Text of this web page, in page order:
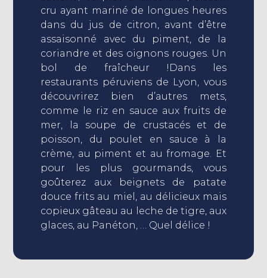
cru ayant mariné de longues heures
dans du jus de citron, avant d’être
assaisonné avec du piment, de la
coriandre et des oignons rouges. Un
bol de fraîcheur !Dans les
restaurants péruviens de Lyon, vous
découvrirez bien d’autres mets,
comme le riz en sauce aux fruits de
mer, la soupe de crustacés et de
poisson, du poulet en sauce à la
crème, au piment et au fromage. Et
pour les plus gourmands, vous
goûterez aux beignets de patate
douce frits au miel, au délicieux mais
copieux gâteau au leche de tigre, aux
glaces, au Panéton, … Quel délice !